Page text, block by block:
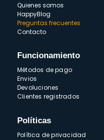
Quienes somos
HappyBlog
Preguntas frecuentes
Contacto
Funcionamiento
Métodos de pago
Envios
Devoluciones
Clientes registrados
Políticas
Política de privacidad